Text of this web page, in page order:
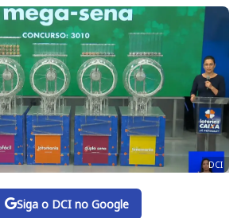
DCI
Siga o DCI no Google